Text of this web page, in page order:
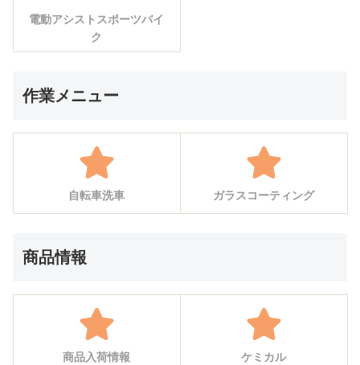
電動アシストスポーツバイ
ク
作業メニュー
自転車洗車 ガラスコーティング
商品情報
商品入荷情報 ケミカル